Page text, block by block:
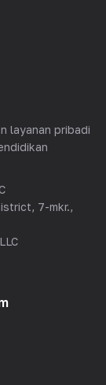
layanan pribadi
7-mkr.,